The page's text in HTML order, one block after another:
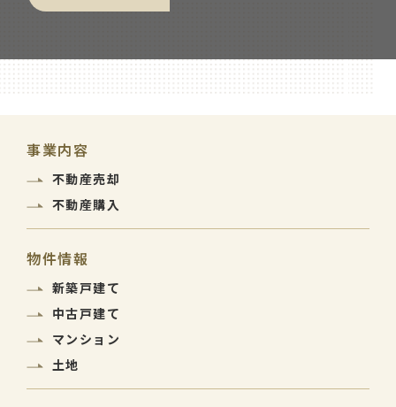
事業内容
不動産売却
不動産購入
物件情報
新築戸建て
中古戸建て
マンション
土地